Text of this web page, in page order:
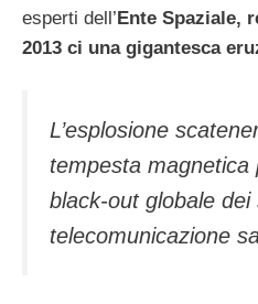
esperti dell’Ente Spaziale,
2013 ci una gigantesca
L’esplosione
tempesta magnetica
black-out globale dei
telecomunicazione